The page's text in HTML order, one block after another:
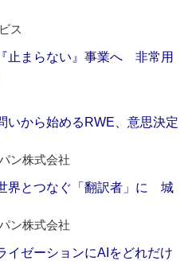
ス
止まらない』事業へ 非常用
いから始めるRWE、意思決定
ン株式会社
界とつなぐ「翻訳者」に 城
ン株式会社
イゼーションにAIをどれだけ